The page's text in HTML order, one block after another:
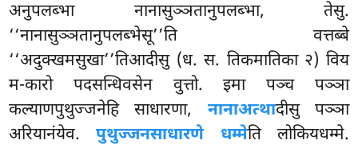
अनुपलब्भा नानासुञ्ञतानुपलब्भा, तेसु.
‘‘नानासुञ्ञतानुपलब्भेसू’’ति वत्तब्बे
‘‘अदुक्खमसुखा’’तिआदीसु (ध. स. तिकमातिका २) विय
म-कारो पदसन्धिवसेन वुत्तो. इमा पञ्च पञ्ञा
कल्याणपुथुज्जनेहि साधारणा, नानाअत्थादीसु पञ्ञा
अरियानंयेव.पुथुज्जनसाधारणे धम्मेति लोकियधम्मे.